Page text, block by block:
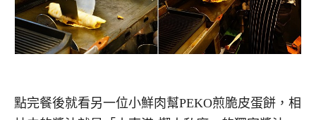
點完餐後就看另一位小鮮肉幫PEKO煎脆皮蛋餅，相